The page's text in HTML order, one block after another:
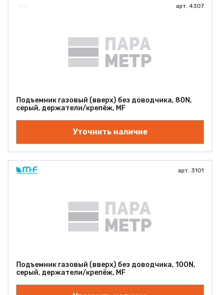
арт. 4307
Подъемник газовый (вверх) без доводчика, 80N,
серый, держатели/крепёж, MF
Уточнить наличие
арт. 3101
Подъемник газовый (вверх) без доводчика, 100N,
серый, держатели/крепёж, MF